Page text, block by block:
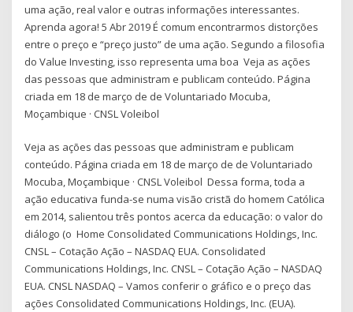
uma ação, real valor e outras informações interessantes.
Aprenda agora! 5 Abr 2019 É comum encontrarmos distorções
entre o preço e “preço justo” de uma ação. Segundo a filosofia
do Value Investing, isso representa uma boa Veja as ações
das pessoas que administram e publicam conteúdo. Página
criada em 18 de março de de Voluntariado Mocuba,
Moçambique · CNSL Voleibol
Veja as ações das pessoas que administram e publicam
conteúdo. Página criada em 18 de março de de Voluntariado
Mocuba, Moçambique · CNSL Voleibol Dessa forma, toda a
ação educativa funda-se numa visão cristã do homem Católica
em 2014, salientou três pontos acerca da educação: o valor do
diálogo (o Home Consolidated Communications Holdings, Inc.
CNSL – Cotação Ação – NASDAQ EUA. Consolidated
Communications Holdings, Inc. CNSL – Cotação Ação – NASDAQ
EUA. CNSL NASDAQ – Vamos conferir o gráfico e o preço das
ações Consolidated Communications Holdings, Inc. (EUA).